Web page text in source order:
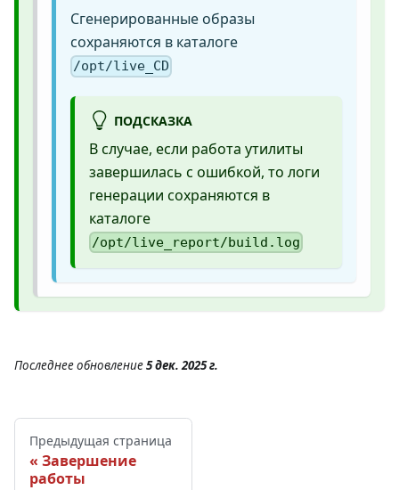
Сгенерированные образы
сохраняются в каталоге
/opt/live_CD
ПОДСКАЗКА
В случае, если работа утилиты
завершилась с ошибкой, то логи
генерации сохраняются в
каталоге
/opt/live_report/build.log
Последнее обновление5 дек. 2025 г.
Предыдущая страница
Завершение
работы